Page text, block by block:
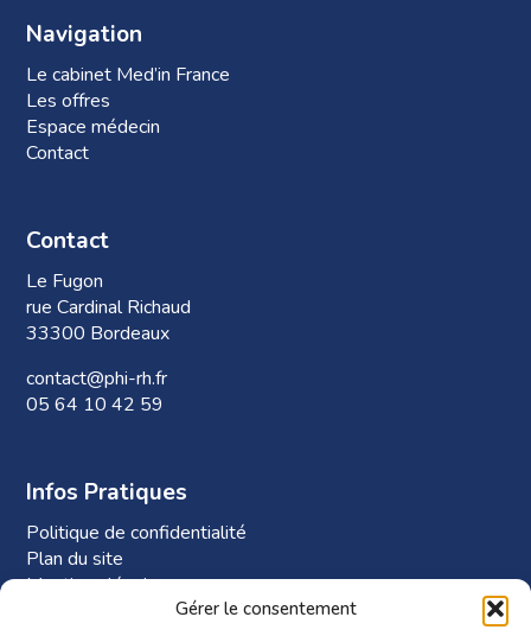
Gérer le consentement
Navigation
Le cabinet Med’in France
Les offres
Espace médecin
Contact
Contact
Le Fugon
rue Cardinal Richaud
33300 Bordeaux
contact@phi-rh.fr
05 64 10 42 59
Infos Pratiques
Politique de confidentialité
Plan du site
Mentions légales
Plan d’accès à Phi-RH